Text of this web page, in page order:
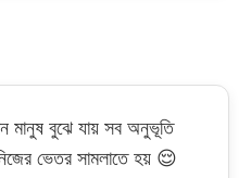
মানুষ বুঝে যায় সব অনুভূতি
ভেতর সামলাতে হয় 😌